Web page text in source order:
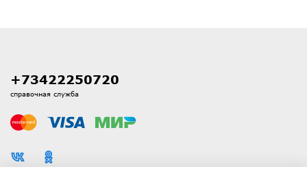
+73422250720
справочная служба